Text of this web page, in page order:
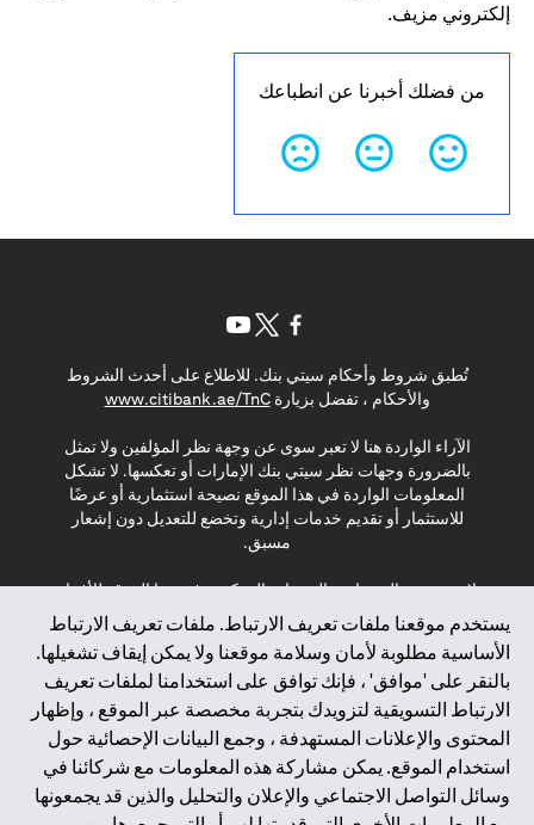
إلكتروني مزيف.
من فضلك أخبرنا عن انطباعك
يستخدم موقعنا ملفات تعريف الارتباط. ملفات تعريف الارتباط
الأساسية مطلوبة لأمان وسلامة موقعنا ولا يمكن إيقاف تشغيلها.
بالنقر على 'موافق' ، فإنك توافق على استخدامنا لملفات تعريف
الارتباط التسويقية لتزويدك بتجربة مخصصة عبر الموقع ، وإظهار
المحتوى والإعلانات المستهدفة ، وجمع البيانات الإحصائية حول
استخدام الموقع. يمكن مشاركة هذه المعلومات مع شركائنا في
وسائل التواصل الاجتماعي والإعلان والتحليل والذين قد يجمعونها
تُطبق شروط وأحكام سيتي بنك. للاطلاع على أحدث الشروط
والأحكام ، تفضل بزيارةwww.citibank.ae/TnC
in a new tab
الآراء الواردة هنا لا تعبر سوى عن وجهة نظر المؤلفين ولا تمثل
بالضرورة وجهات نظر سيتي بنك الإمارات أو تعكسها. لا تشكل
المعلومات الواردة في هذا الموقع نصيحة استثمارية أو عرضًا
للاستثمار أو تقديم خدمات إدارية وتخضع للتعديل دون إشعار
مسبق.
لا يتم تقديم المنتجات والخدمات المذكورة في هذا الموقع للأفراد
المقيمين في الاتحاد الأوروبي أو المنطقة الاقتصادية الأوروبية أو
سويسرا أو غيرنسي أو جيرسي أو موناكو أو سان مارينو أو
الفاتيكان أو جزيرة مان أو المملكة المتحدة أو خصوصية البيانات
(لائحة حماية البيانات العامة \ قانون حماية البيانات الشخصية
العامة \ قانون خصوصية نيوزيلندا). المحتوى الموجود في هذه
الصفحة ليس ولا ينبغي تفسيره على أنه عرض أو دعوة أو دعوة
لشراء أو بيع أي من المنتجات والخدمات المذكورة هنا لمثل هؤلاء
الأفراد.